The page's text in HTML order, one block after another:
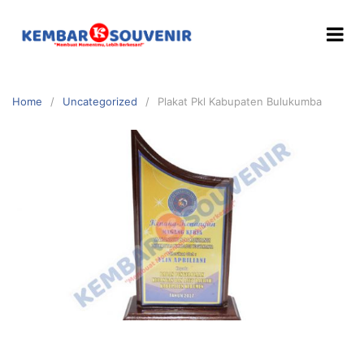
Home Uncategorized Plakat Pkl Kabupaten Bulukumba